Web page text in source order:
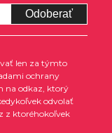
Odoberať
len za týmto
ochrany
na odkaz, ktorý
odvolať
z ktoréhokoľvek